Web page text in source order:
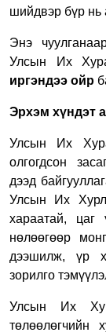
шийдвэр бүр нь
Энэ
Улсын Их
иргэндээ ойр
Эрхэм хүндэт
Улсын Их
олгогдсон
дээд
Улсын Их
хараатай, цаг
нөлөөгөөр
дээшилж, үр
зорилго
Улсын Их
төлөөлөгчийн